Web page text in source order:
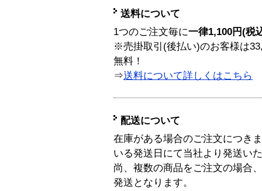
送料について
1つのご注文毎に一律1,100円(税
※売掛取引(後払い)のお客様は
無料！
⇒送料について詳しくはこちら
配送について
在庫がある場合のご注文につき
いる発送日にて当社より発送い
尚、複数の商品をご注文の場合
発送となります。